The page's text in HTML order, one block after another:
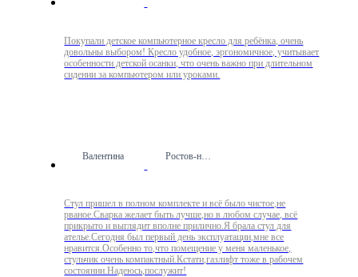
Покупали детское компьютерное кресло для ребёнка, очень
довольны выбором! Кресло удобное, эргономичное, учитывает
особенности детской осанки, что очень важно при длительном
сидении за компьютером или уроками.
Валентина Ростов-на-Дону
Стул пришел в полном комплекте и всё было чистое,не
рваное.Сварка желает быть лучше,но в любом случае, всё
прикрыто и выглядит вполне прилично.Я брала стул для
ателье.Сегодня был первый день эксплуатации,мне все
нравится.Особенно то,что помещение у меня маленькое,
стульчик очень компактный.Кстати,газлифт тоже в рабочем
состоянии.Надеюсь,послужит!